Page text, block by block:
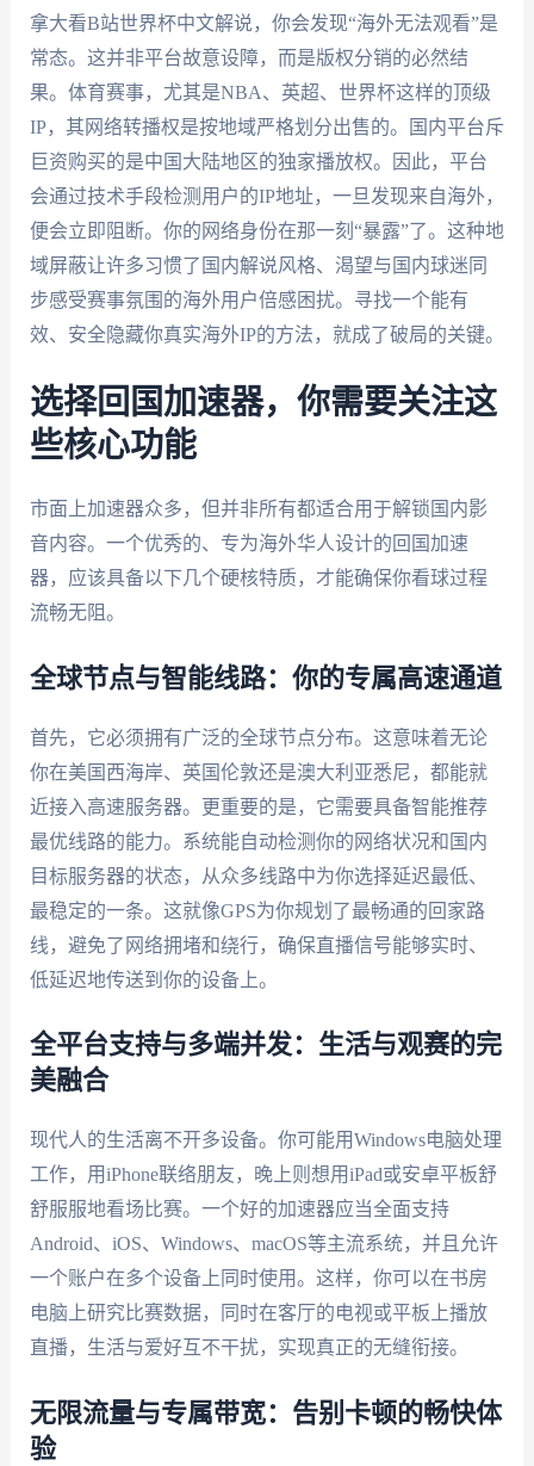
拿大看B站世界杯中文解说，你会发现“海外无法观看”是
常态。这并非平台故意设障，而是版权分销的必然结
果。体育赛事，尤其是NBA、英超、世界杯这样的顶级
IP，其网络转播权是按地域严格划分出售的。国内平台斥
巨资购买的是中国大陆地区的独家播放权。因此，平台
会通过技术手段检测用户的IP地址，一旦发现来自海外，
便会立即阻断。你的网络身份在那一刻“暴露”了。这种地
域屏蔽让许多习惯了国内解说风格、渴望与国内球迷同
步感受赛事氛围的海外用户倍感困扰。寻找一个能有
效、安全隐藏你真实海外IP的方法，就成了破局的关键。
选择回国加速器，你需要关注这
些核心功能
市面上加速器众多，但并非所有都适合用于解锁国内影
音内容。一个优秀的、专为海外华人设计的回国加速
器，应该具备以下几个硬核特质，才能确保你看球过程
流畅无阻。
全球节点与智能线路：你的专属高速通道
首先，它必须拥有广泛的全球节点分布。这意味着无论
你在美国西海岸、英国伦敦还是澳大利亚悉尼，都能就
近接入高速服务器。更重要的是，它需要具备智能推荐
最优线路的能力。系统能自动检测你的网络状况和国内
目标服务器的状态，从众多线路中为你选择延迟最低、
最稳定的一条。这就像GPS为你规划了最畅通的回家路
线，避免了网络拥堵和绕行，确保直播信号能够实时、
低延迟地传送到你的设备上。
全平台支持与多端并发：生活与观赛的完
美融合
现代人的生活离不开多设备。你可能用Windows电脑处理
工作，用iPhone联络朋友，晚上则想用iPad或安卓平板舒
舒服服地看场比赛。一个好的加速器应当全面支持
Android、iOS、Windows、macOS等主流系统，并且允许
一个账户在多个设备上同时使用。这样，你可以在书房
电脑上研究比赛数据，同时在客厅的电视或平板上播放
直播，生活与爱好互不干扰，实现真正的无缝衔接。
无限流量与专属带宽：告别卡顿的畅快体
验